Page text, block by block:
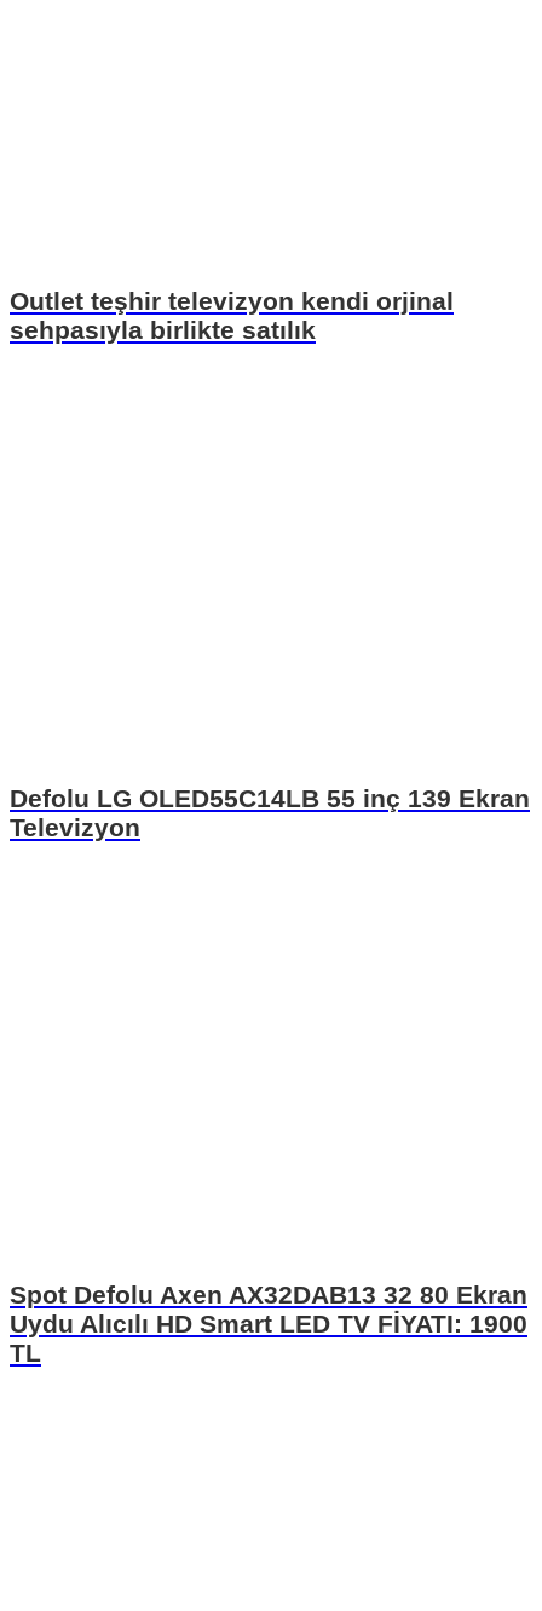
Outlet teşhir televizyon kendi orjinal
sehpasıyla birlikte satılık
Defolu LG OLED55C14LB 55 inç 139 Ekran
Televizyon
Spot Defolu Axen AX32DAB13 32 80 Ekran
Uydu Alıcılı HD Smart LED TV FİYATI: 1900
TL